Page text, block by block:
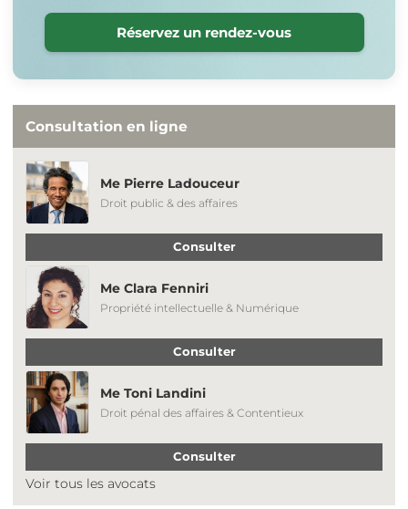
Réservez un rendez-vous
Consultation en ligne
Me Pierre Ladouceur
Droit public & des affaires
Consulter
Me Clara Fenniri
Propriété intellectuelle & Numérique
Consulter
Me Toni Landini
Droit pénal des affaires & Contentieux
Consulter
Voir tous les avocats